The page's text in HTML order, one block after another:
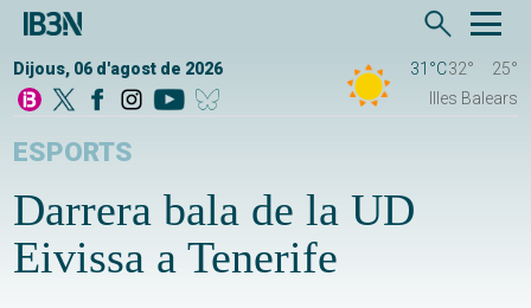
Dijous, 06 d'agost de 2026 31°C32°
25°
Illes Balears
ESPORTS
Darrera bala de la UD
Eivissa a Tenerife